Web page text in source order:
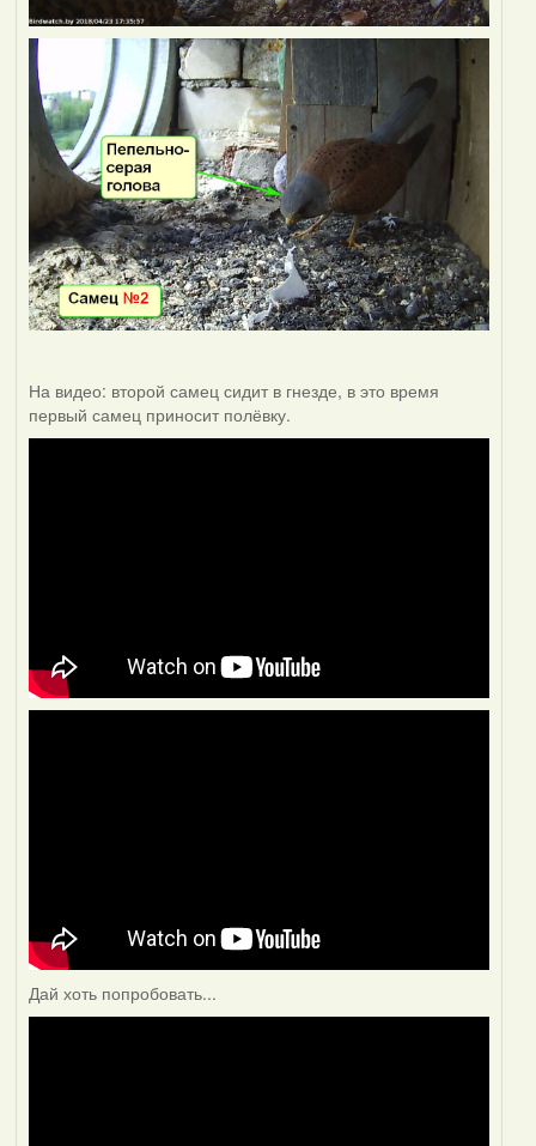
На видео: второй самец сидит в гнезде, в это время
первый самец приносит полёвку.
Дай хоть попробовать...